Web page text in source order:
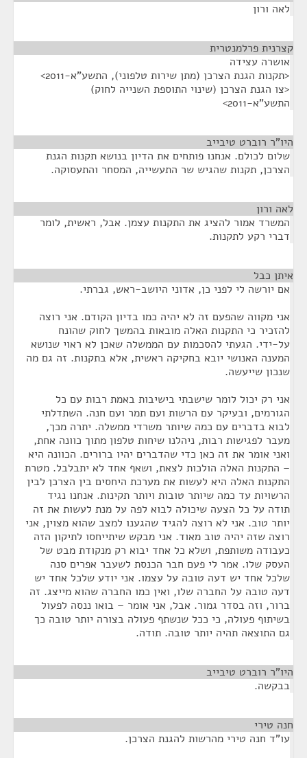
לאה ורון
קצרנית פרלמנטרית
אושרה עצידה
<תקנות הגנת הצרכן (מתן שירות טלפוני), התשע"א-2011>
<צו הגנת הצרכן (שינוי התוספת השנייה לחוק)
התשע"א-2011>
היו"ר רוברט טיבייב
שלום לכולם. אנחנו פותחים את הדיון בנושא תקנות הגנת
הצרכן, תקנות שהגיש שר התעשייה, המסחר והתעסוקה.
לאה ורון
המשרד אמור להציג את התקנות עצמן. אבל, ראשית, לומר
דברי רקע לתקנות.
איתן כבל
אם יורשה לי לפני כן, אדוני היושב-ראש, גברתי.
אני מקווה שהפעם זה לא יהיה כמו בדיון הקודם. אני רוצה
להזכיר כי התקנות האלה מובאות בהמשך לחוק שהונח
על-ידי. הגעתי להסכמות עם הממשלה שאכן לא ראוי שנושא
המענה האנושי יובא בחקיקה ראשית, אלא בתקנות. זה גם מה
שנכון שייעשה.
אני רק יכול לומר שישבתי בישיבות באמת רבות עם כל
הגורמים, ובעיקר עם הרשות ועם תמר ועם חנה. השתדלתי
לבוא בדברים עם כמה שיותר משרדי ממשלה. יתרה מכך,
מעבר לפגישות רבות, ניהלנו שיחות טלפון מתוך כוונה אחת,
ואני אומר את זה כאן כדי שהדברים יהיו ברורים. הכוונה היא
– התקנות האלה הולכות לצאת, ושאף אחד לא יתבלבל. מטרת
התקנות האלה היא לעשות את מערכת היחסים בין הצרכן לבין
הרשויות עד כמה שיותר טובות ויותר תקינות. אנחנו נגיד
תודה על כל הצעה שיכולה לבוא לפה על מנת לעשות את זה
יותר טוב. אני לא רוצה להגיד שהגענו למצב שהוא מצוין, אני
רוצה שזה יהיה טוב מאוד. אני מבקש שיתייחסו לתיקון הזה
כעבודה משותפת, ושלא כל אחד יבוא רק מנקודת מבט של
העסק שלו. אמר לי פעם חבר הכנסת לשעבר אפרים סנה
שלכל אחד יש דעה טובה על עצמו. אני יודע שלכל אחד יש
דעה טובה על החברה שלו, ואין כמו החברה שהוא מייצג. זה
ברור, וזה בסדר גמור. אבל, אני אומר – בואו ננסה לפעול
בשיתוף פעולה, כי ככל שנשתף פעולה בצורה יותר טובה כך
גם התוצאה תהיה יותר טובה. תודה.
היו"ר רוברט טיבייב
בבקשה.
חנה טירי
עו"ד חנה טירי מהרשות להגנת הצרכן.